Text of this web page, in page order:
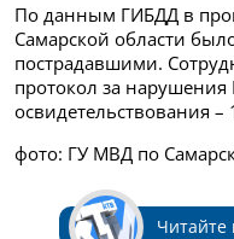
По данным ГИБДД в
Самарской области
пострадавшими.
протокол за нарушения
освидетельствования
фото: ГУ МВД по
Читайте